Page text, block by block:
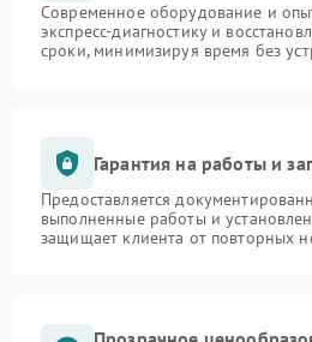
Современное оборудование и
экспресс-диагностику и
сроки, минимизируя время без
Гарантия на работы и
Предоставляется
выполненные работы и
защищает клиента от повторных